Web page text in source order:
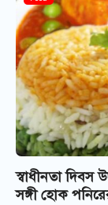
স্বাধীনতা দিবস
সঙ্গী হোক